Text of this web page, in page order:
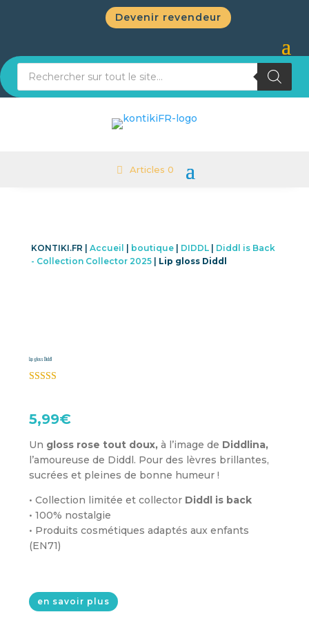
Devenir revendeur
Articles 0
KONTIKI.FR | Accueil boutique| DIDDL| Diddl is Back
- Collection Collector 2025| Lip gloss Diddl
Lip gloss Diddl
client
5,99€
Un gloss rose tout doux, à l’image de Diddlina,
l’amoureuse de Diddl. Pour des lèvres brillantes,
sucrées et pleines de bonne humeur !
• Collection limitée et collector Diddl is back
• 100% nostalgie
• Produits cosmétiques adaptés aux enfants
(EN71)
en savoir plus